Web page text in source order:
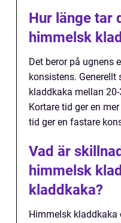
Hur länge tar
himmelsk
Det beror på ugnens
konsistens.
kladdkaka mellan
Kortare tid ger en
tid ger en fastare
Vad är
himmelsk
kladdkaka?
Himmelsk